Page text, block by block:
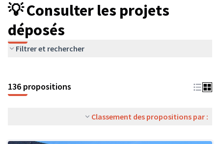
💡 Consulter les projets
déposés
Filtrer et rechercher
136 propositions
Classement des propositions par :